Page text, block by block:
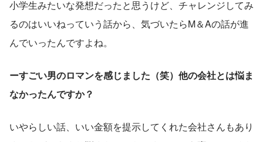
小学生みたいな発想だったと思うけど、チャレンジしてみ
るのはいいねっていう話から、気づいたらM＆Aの話が進
んでいったんですよね。
ーすごい男のロマンを感じました（笑）他の会社とは悩ま
なかったんですか？
いやらしい話、いい金額を提示してくれた会社さんもあり